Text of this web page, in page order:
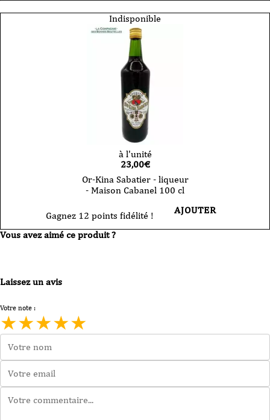
-
Indisponible
à l'unité
23,00€
Or-Kina Sabatier - liqueur
- Maison Cabanel 100 cl
Gagnez 12 points fidélité ! AJOUTER
Vous avez aimé ce produit ?
Laissez un avis
Votre note :
★★★★★